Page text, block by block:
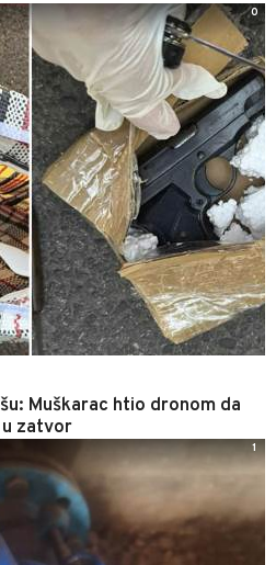
Muškarac htio dronom da
zatvor
0
1